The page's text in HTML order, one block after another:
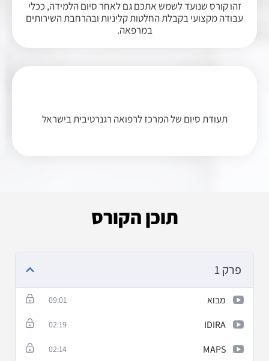
זהו קורס שנועד לשמש אתכם גם לאחר סיום הלמידה, ככלי
עבודה מקצועי בקבלת החלטות קליניות ובהרחבת השירותים
במרפאה.
תעודת סיום של המרכז לרפואה רגנרטיבית בישראל
תוכן הקורס
פרק 1
מבוא 09:01
IDIRA
02:19
MAPS
02:14